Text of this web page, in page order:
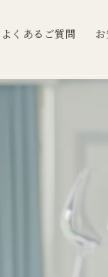
よくあるご質問